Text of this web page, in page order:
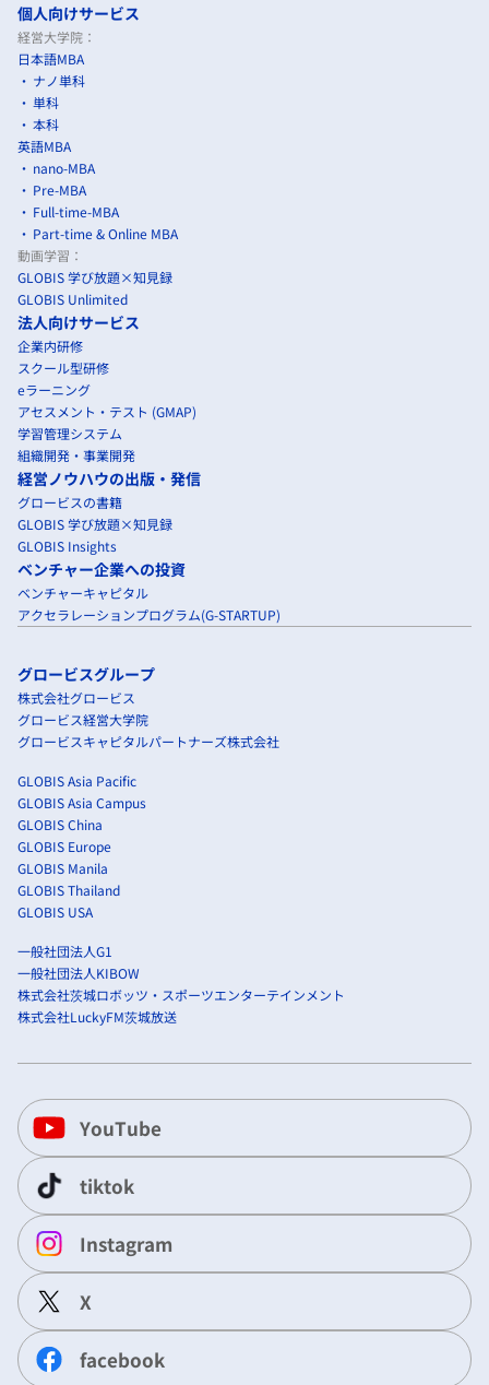
個人向けサービス
経営大学院：
日本語MBA
ナノ単科
単科
本科
英語MBA
nano-MBA
Pre-MBA
Full-time-MBA
Part-time & Online MBA
動画学習：
GLOBIS 学び放題×知見録
GLOBIS Unlimited
法人向けサービス
企業内研修
スクール型研修
eラーニング
アセスメント・テスト (GMAP)
学習管理システム
組織開発・事業開発
経営ノウハウの出版・発信
グロービスの書籍
GLOBIS 学び放題×知見録
GLOBIS Insights
ベンチャー企業への投資
ベンチャーキャピタル
アクセラレーションプログラム(G-STARTUP)
グロービスグループ
株式会社グロービス
グロービス経営大学院
グロービスキャピタルパートナーズ株式会社
GLOBIS Asia Pacific
GLOBIS Asia Campus
GLOBIS China
GLOBIS Europe
GLOBIS Manila
GLOBIS Thailand
GLOBIS USA
一般社団法人G1
一般社団法人KIBOW
株式会社茨城ロボッツ・スポーツエンターテインメント
株式会社LuckyFM茨城放送
YouTube
tiktok
Instagram
X
facebook